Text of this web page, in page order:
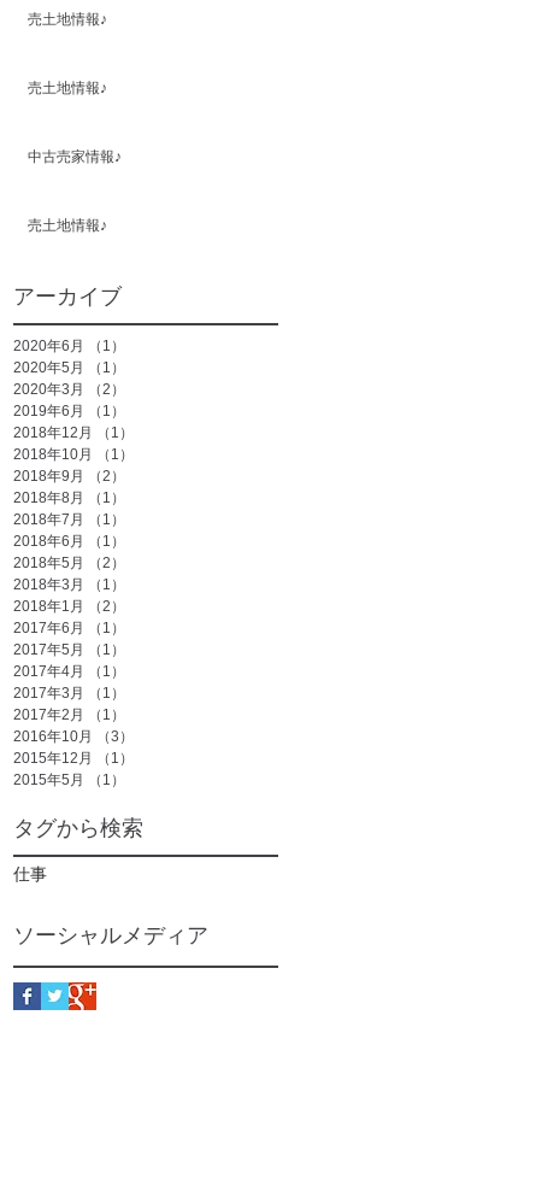
売土地情報♪
売土地情報♪
中古売家情報♪
売土地情報♪
アーカイブ
2020年6月 （1）
2020年5月
（1）
2020年3月
（2）
2019年6月
（1）
2018年12月
（1）
2018年10月
（1）
2018年9月
（2）
2018年8月
（1）
2018年7月
（1）
2018年6月
（1）
2018年5月
（2）
2018年3月
（1）
2018年1月
（2）
2017年6月
（1）
2017年5月
（1）
2017年4月
（1）
2017年3月
（1）
2017年2月
（1）
2016年10月
（3）
2015年12月
（1）
2015年5月
（1）
タグから検索
仕事
ソーシャルメディア